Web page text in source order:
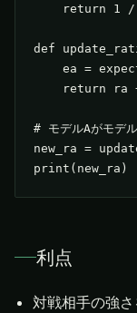
return 1
def
ea =
return ra
# モデルAがモデ
new_ra =
print(new_ra)
利点
対戦相手の強